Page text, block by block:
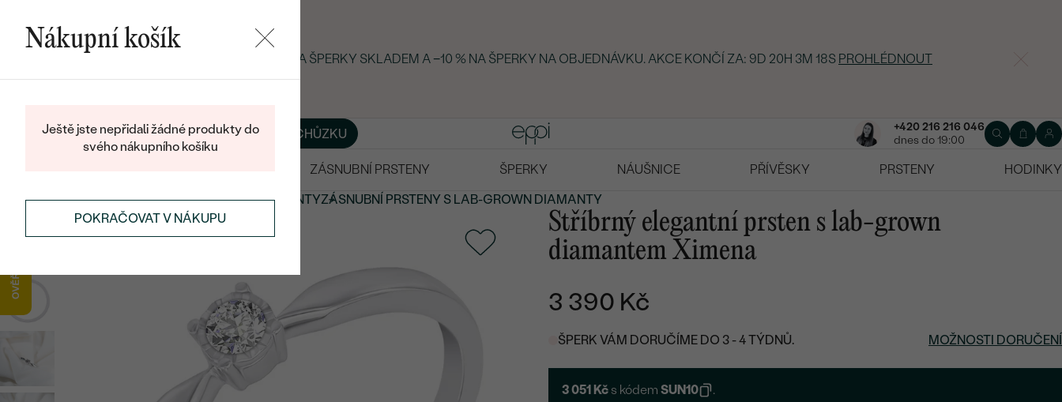
LETNÍ BLACK FRIDAY: −25 % NA ŠPERKY SKLADEM A −10 % NA ŠPERKY NA OBJEDNÁVKU. AKCE KONČÍ ZA: 9D 20H 3M 18S PROHLÉDNOUT
BLOGŠPERKY NA MÍRU DOMLUVIT SI SCHŮZKU
+420 216 216 046
dnes do 19:00
ZÁSNUBNÍ PRSTENY ŠPERKY NÁUŠNICE PŘÍVĚSKY PRSTENY
HODINKY
ZÁSNUBNÍ PRSTENYZÁSNUBNÍ PRSTENY S DIAMANTYZÁSNUBNÍ PRSTENY S LAB-GROWN DIAMANTY
Stříbrný elegantní prsten s lab-grown
diamantem Ximena
3 390 Kč
ŠPERK VÁM DORUČÍME DO 3 - 4 TÝDNŮ. MOŽNOSTI DORUČENÍ
3 051 Kč s kódemSUN10 .
Nákupní košík
Ještě jste nepřidali žádné produkty do
svého nákupního košíku
POKRAČOVAT V NÁKUPU